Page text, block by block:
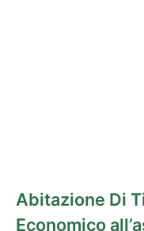
Abitazione Di
Economico